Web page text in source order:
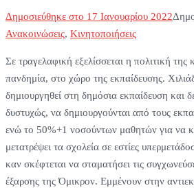
Δημοσιεύθηκε στο 17 Ιανουαρίου 2022
Ανακοινώσεις, Κινητοποιήσεις
Σε τραγελαφική εξελίσσεται η πολιτική της
πανδημία, στο χώρο της εκπαίδευσης.
δημιουργηθεί στη δημόσια εκπαίδευση και
δυστυχώς, να δημιουργούνται από τους
ενώ το 50%+1 νοσούντων μαθητών για να
μετατρέψει τα σχολεία σε εστίες
καν σκέφτεται να σταματήσει τις
έξαρσης της Όμικρον. Εμμένουν στην